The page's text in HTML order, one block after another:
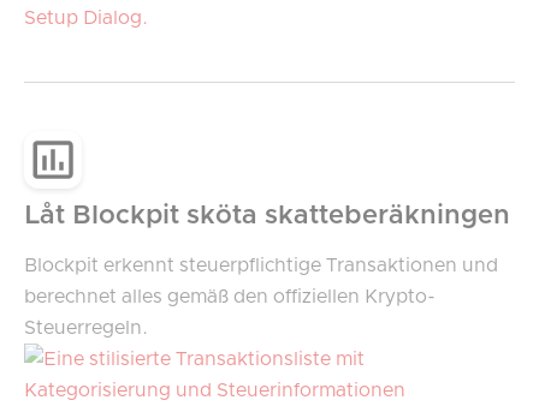
Låt Blockpit sköta skatteberäkningen
Blockpit erkennt steuerpflichtige Transaktionen und
berechnet alles gemäß den offiziellen Krypto-
Steuerregeln.